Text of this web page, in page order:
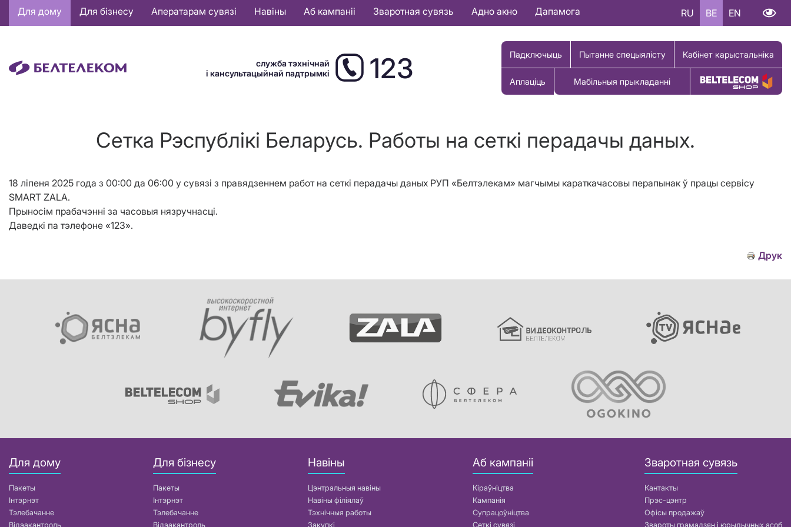
Основная
навигация
Для дому Для бізнесу Аператарам сувязі Навіны Аб кампаніі Зваротная сувязь Адно акно Дапамога RU BE EN
служба тэхнічнай
і кансультацыйнай падтрымкі
123 Падключыць Пытанне спецыялісту Кабінет карыстальніка
Аплаціць Мабільныя прыкладанні Купіць тавар
Сетка Рэспублiкi Беларусь. Работы на сеткi перадачы даных.
18 лiпеня 2025 года з 00:00 да 06:00 у сувязі з правядзеннем работ на сеткі перадачы даных РУП «Белтэлекам» магчымы караткачасовы перапынак ў працы сервiсу
SMART ZALA.
Прыносім прабачэнні за часовыя нязручнасці.
Даведкі па тэлефоне «123».
Друк
Для дому
Пакеты
Інтэрнэт
Тэлебачанне
Відэакантроль
Для бізнесу
Пакеты
Інтэрнэт
Тэлебачанне
Відэакантроль
Навіны
Цэнтральныя навіны
Навіны філіялаў
Тэхнічныя работы
Закупкі
Аб кампаніі
Кіраўніцтва
Кампанія
Супрацоўніцтва
Сеткі сувязі
Зваротная сувязь
Кантакты
Прэс-цэнтр
Офісы продажаў
Звароты грамадзян і юрыдычных асоб